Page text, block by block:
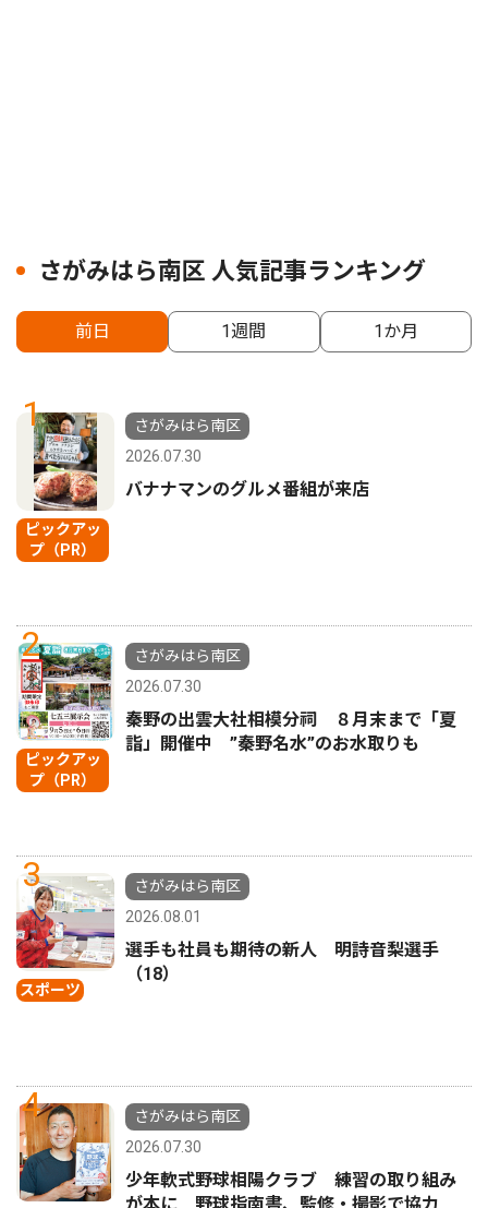
さがみはら南区 人気記事ランキング
前日 1週間 1か月
1
ピックアッ
プ（PR）
さがみはら南区
2026.07.30
バナナマンのグルメ番組が来店
2
ピックアッ
プ（PR）
さがみはら南区
2026.07.30
秦野の出雲大社相模分祠 ８月末まで「夏
詣」開催中 ”秦野名水”のお水取りも
3
スポーツ
さがみはら南区
2026.08.01
選手も社員も期待の新人 明詩音梨選手
（18）
4
さがみはら南区
2026.07.30
少年軟式野球相陽クラブ 練習の取り組み